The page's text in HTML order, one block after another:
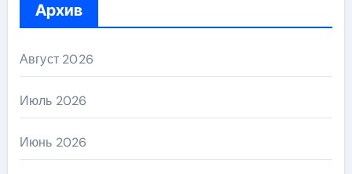
Архив
Август 2026
Июль 2026
Июнь 2026